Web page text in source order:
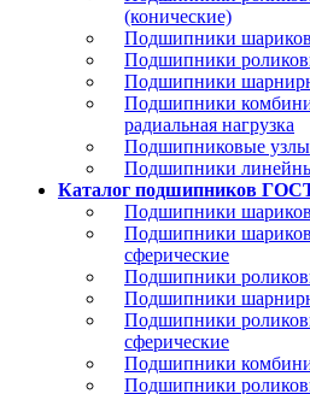
(конические)
Подшипники
Подшипники
Подшипники
Подшипники
радиальная нагрузка
Подшипниковые узлы
Подшипники
Каталог подшипников
Подшипники
Подшипники
сферические
Подшипники
Подшипники
Подшипники
сферические
Подшипники
Подшипники